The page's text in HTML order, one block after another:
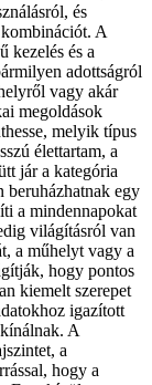
és
A
kezelés és a
adottságról
vagy akár
megoldások
melyik típus
élettartam, a
jár a kategória
beruházhatnak egy
a mindennapokat
világításról van
a műhelyt vagy a
hogy pontos
kiemelt szerepet
igazított
A
a
hogy a